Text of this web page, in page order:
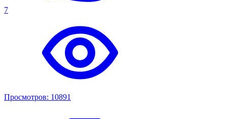
7
Просмотров: 10891